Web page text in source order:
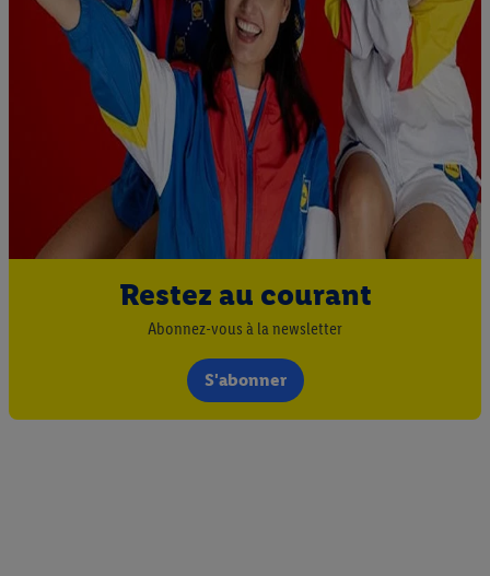
Restez au courant
Abonnez-vous à la newsletter
S'abonner